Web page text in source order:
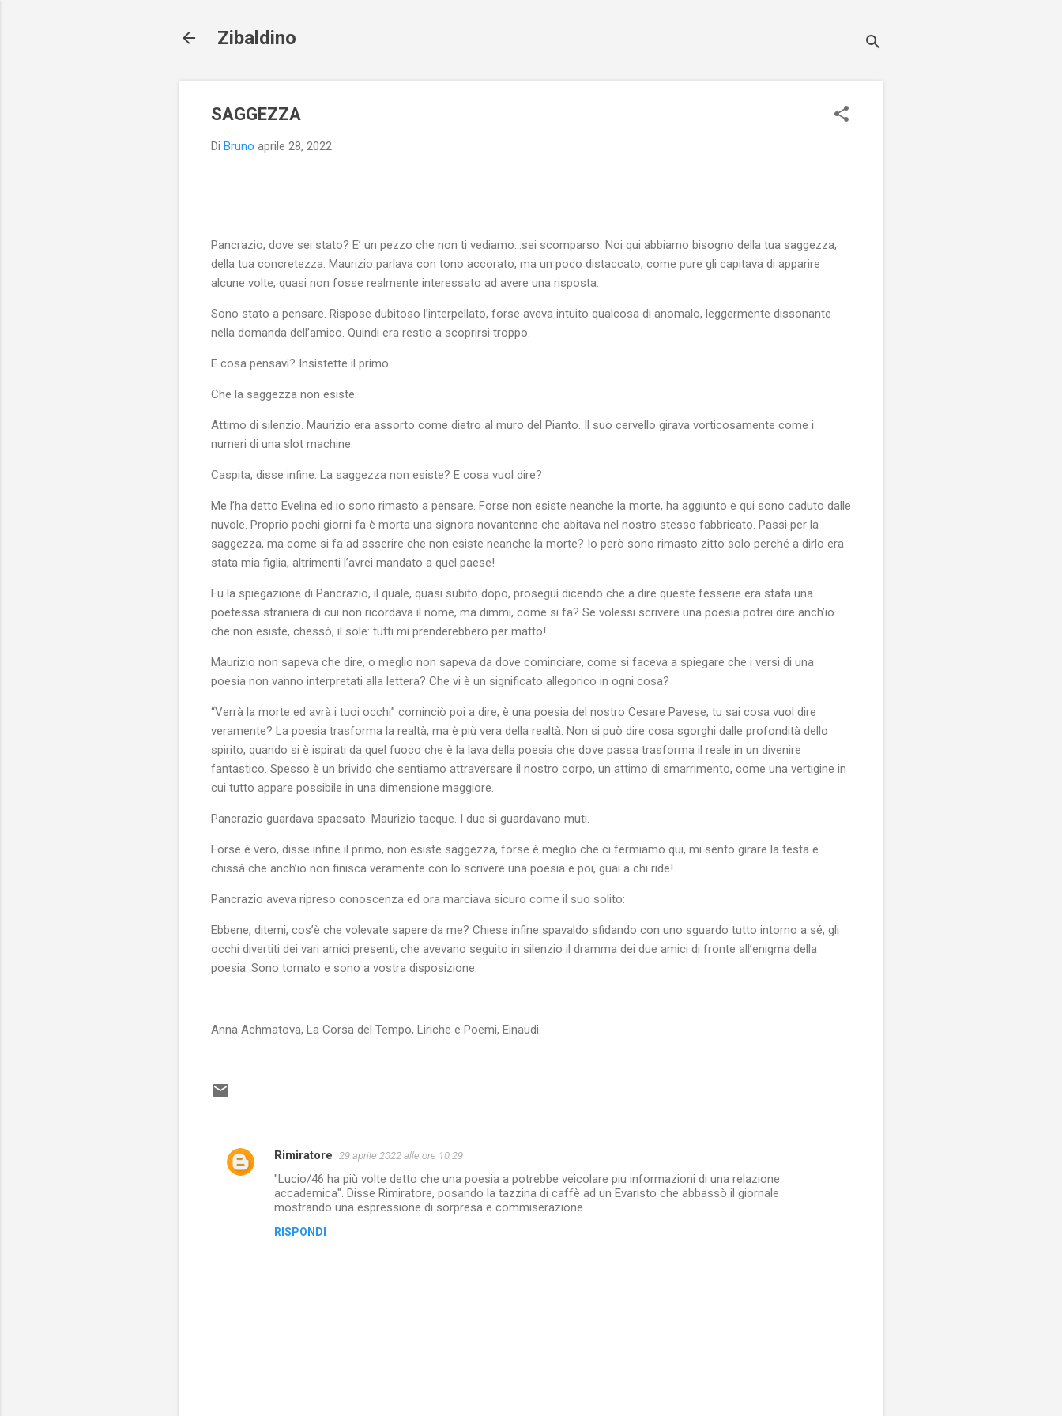
Zibaldino
SAGGEZZA
Di Bruno aprile 28, 2022
Pancrazio, dove sei stato? E’ un pezzo che non ti vediamo…sei scomparso. Noi qui abbiamo bisogno della tua saggezza,
della tua concretezza. Maurizio parlava con tono accorato, ma un poco distaccato, come pure gli capitava di apparire
alcune volte, quasi non fosse realmente interessato ad avere una risposta.
Sono stato a pensare. Rispose dubitoso l’interpellato, forse aveva intuito qualcosa di anomalo, leggermente dissonante
nella domanda dell’amico. Quindi era restio a scoprirsi troppo.
E cosa pensavi? Insistette il primo.
Che la saggezza non esiste.
Attimo di silenzio. Maurizio era assorto come dietro al muro del Pianto. Il suo cervello girava vorticosamente come i
numeri di una slot machine.
Caspita, disse infine. La saggezza non esiste? E cosa vuol dire?
Me l’ha detto Evelina ed io sono rimasto a pensare. Forse non esiste neanche la morte, ha aggiunto e qui sono caduto dalle
nuvole. Proprio pochi giorni fa è morta una signora novantenne che abitava nel nostro stesso fabbricato. Passi per la
saggezza, ma come si fa ad asserire che non esiste neanche la morte? Io però sono rimasto zitto solo perché a dirlo era
stata mia figlia, altrimenti l’avrei mandato a quel paese!
Fu la spiegazione di Pancrazio, il quale, quasi subito dopo, proseguì dicendo che a dire queste fesserie era stata una
poetessa straniera di cui non ricordava il nome, ma dimmi, come si fa? Se volessi scrivere una poesia potrei dire anch’io
che non esiste, chessò, il sole: tutti mi prenderebbero per matto!
Maurizio non sapeva che dire, o meglio non sapeva da dove cominciare, come si faceva a spiegare che i versi di una
poesia non vanno interpretati alla lettera? Che vi è un significato allegorico in ogni cosa?
“Verrà la morte ed avrà i tuoi occhi” cominciò poi a dire, è una poesia del nostro Cesare Pavese, tu sai cosa vuol dire
veramente? La poesia trasforma la realtà, ma è più vera della realtà. Non si può dire cosa sgorghi dalle profondità dello
spirito, quando si è ispirati da quel fuoco che è la lava della poesia che dove passa trasforma il reale in un divenire
fantastico. Spesso è un brivido che sentiamo attraversare il nostro corpo, un attimo di smarrimento, come una vertigine in
cui tutto appare possibile in una dimensione maggiore.
Pancrazio guardava spaesato. Maurizio tacque. I due si guardavano muti.
Forse è vero, disse infine il primo, non esiste saggezza, forse è meglio che ci fermiamo qui, mi sento girare la testa e
chissà che anch’io non finisca veramente con lo scrivere una poesia e poi, guai a chi ride!
Pancrazio aveva ripreso conoscenza ed ora marciava sicuro come il suo solito:
Ebbene, ditemi, cos’è che volevate sapere da me? Chiese infine spavaldo sfidando con uno sguardo tutto intorno a sé, gli
occhi divertiti dei vari amici presenti, che avevano seguito in silenzio il dramma dei due amici di fronte all’enigma della
poesia. Sono tornato e sono a vostra disposizione.
Anna Achmatova, La Corsa del Tempo, Liriche e Poemi, Einaudi.
C
Rimiratore 29 aprile 2022 alle ore 10:29
"Lucio/46 ha più volte detto che una poesia a potrebbe veicolare piu informazioni di una relazione
accademica". Disse Rimiratore, posando la tazzina di caffè ad un Evaristo che abbassò il giornale
mostrando una espressione di sorpresa e commiserazione.
RISPONDI